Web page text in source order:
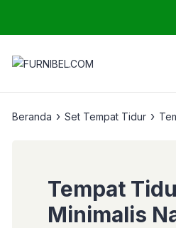
Beranda › Set Tempat Tidur ›
Tempat
Minimalis